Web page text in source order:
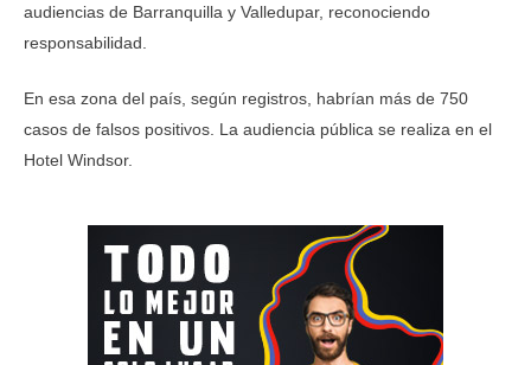
audiencias de Barranquilla y Valledupar, reconociendo
responsabilidad.
En esa zona del país, según registros, habrían más de 750
casos de falsos positivos. La audiencia pública se realiza en el
Hotel Windsor.